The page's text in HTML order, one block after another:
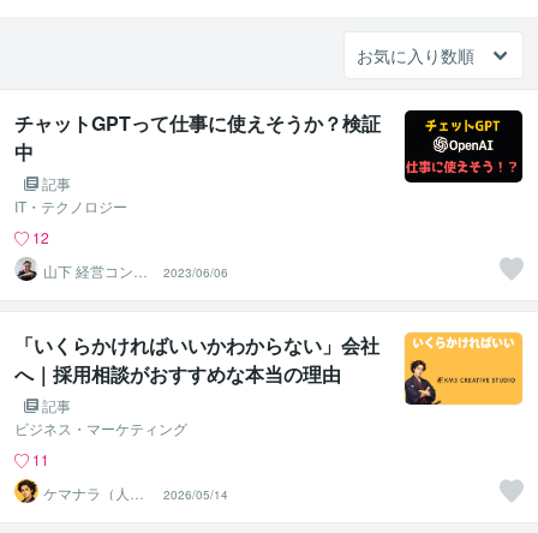
チャットGPTって仕事に使えそうか？検証
中
記事
IT・テクノロジー
12
山下 経営コンサ
ル／コーチ
2023/06/06
「いくらかければいいかわからない」会社
へ｜採用相談がおすすめな本当の理由
記事
ビジネス・マーケティング
11
ケマナラ（人
事・採用コンサ
ルタント）
2026/05/14